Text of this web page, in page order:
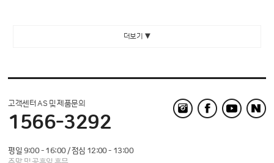
더보기 ▼
고객센터 AS 및 제품문의
1566-3292
평일 9:00 - 16:00 / 점심 12:00 - 13:00